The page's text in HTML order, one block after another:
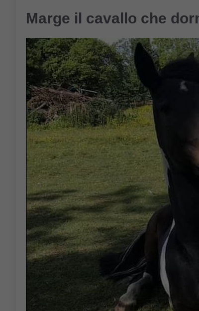
Marge il cavallo che